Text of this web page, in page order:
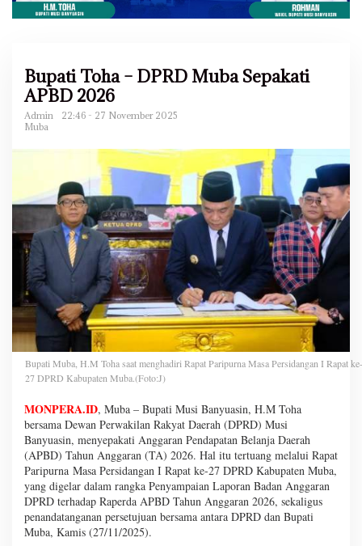
Bupati Toha – DPRD Muba Sepakati
APBD 2026
Admin
22:46 - 27 November 2025
Muba
Bupati Muba, H.M Toha saat menghadiri Rapat Paripurna Masa Persidangan I Rapat ke-
27 DPRD Kabupaten Muba.(Foto:J)
MONPERA.ID, Muba – Bupati Musi Banyuasin, H.M Toha
bersama Dewan Perwakilan Rakyat Daerah (DPRD) Musi
Banyuasin, menyepakati Anggaran Pendapatan Belanja Daerah
(APBD) Tahun Anggaran (TA) 2026. Hal itu tertuang melalui Rapat
Paripurna Masa Persidangan I Rapat ke-27 DPRD Kabupaten Muba,
yang digelar dalam rangka Penyampaian Laporan Badan Anggaran
DPRD terhadap Raperda APBD Tahun Anggaran 2026, sekaligus
penandatanganan persetujuan bersama antara DPRD dan Bupati
Muba, Kamis (27/11/2025).